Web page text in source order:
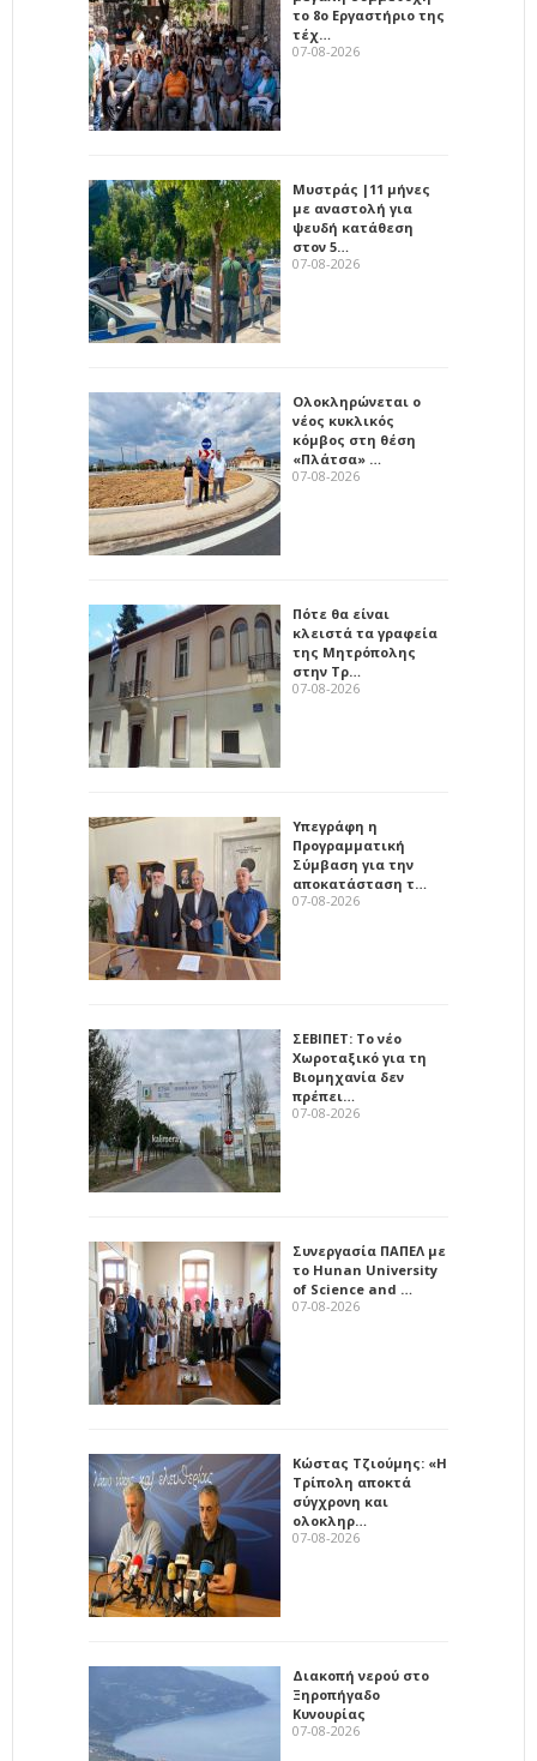
το 8ο Εργαστήριο της
τέχ…
07-08-2026
Μυστράς |11 μήνες
με αναστολή για
ψευδή κατάθεση
στον 5…
07-08-2026
Ολοκληρώνεται ο
νέος κυκλικός
κόμβος στη θέση
«Πλάτσα» …
07-08-2026
Πότε θα είναι
κλειστά τα γραφεία
της Μητρόπολης
στην Τρ…
07-08-2026
Υπεγράφη η
Προγραμματική
Σύμβαση για την
αποκατάσταση τ…
07-08-2026
ΣΕΒΙΠΕΤ: Το νέο
Χωροταξικό για τη
Βιομηχανία δεν
πρέπει…
07-08-2026
Συνεργασία ΠΑΠΕΛ με
το Hunan University
of Science and …
07-08-2026
Κώστας Τζιούμης: «Η
Τρίπολη αποκτά
σύγχρονη και
ολοκληρ…
07-08-2026
Διακοπή νερού στο
Ξηροπήγαδο
Κυνουρίας
07-08-2026